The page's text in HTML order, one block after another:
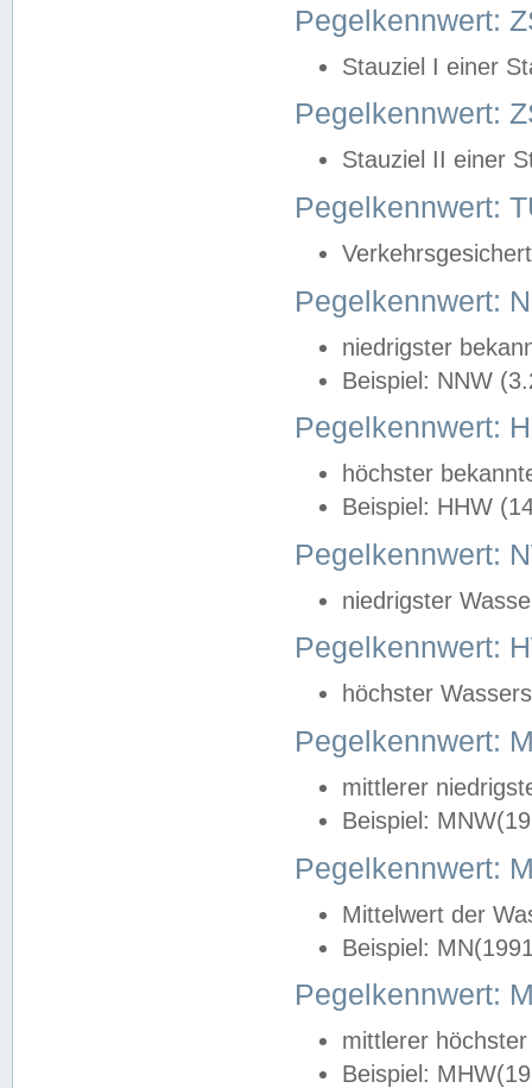
Pegelkennwert:
Stauziel I einer
Pegelkennwert:
Stauziel II einer
Pegelkennwert:
Pegelkennwert:
niedrigster
Beispiel: NNW
Pegelkennwert:
höchster
Beispiel: HHW
Pegelkennwert:
niedrigster
Pegelkennwert:
höchster
Pegelkennwert:
mittlerer
Beispiel:
Pegelkennwert:
Mittelwert der
Beispiel:
Pegelkennwert:
mittlerer
Beispiel: